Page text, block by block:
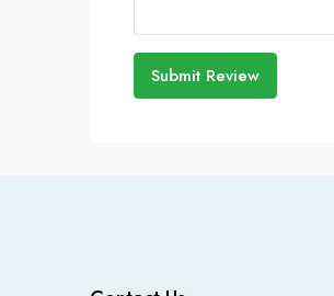
Submit Review